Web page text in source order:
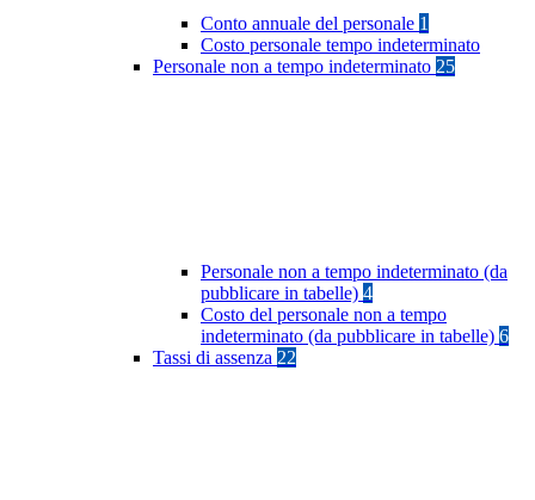
Conto annuale del personale 1
Costo personale tempo indeterminato
Personale non a tempo indeterminato 25
Personale non a tempo indeterminato (da
pubblicare in tabelle) 4
Costo del personale non a tempo
indeterminato (da pubblicare in tabelle) 6
Tassi di assenza 22